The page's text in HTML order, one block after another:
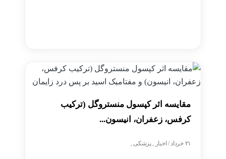
مقایسه اثر کپسول منستروگل (ترکیب
کرفس، زعفران، انیسون...
۲۱ خرداد / اخبار , پزشکی ,